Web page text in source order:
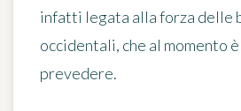
infatti legata alla forza delle
occidentali, che al momento
prevedere.